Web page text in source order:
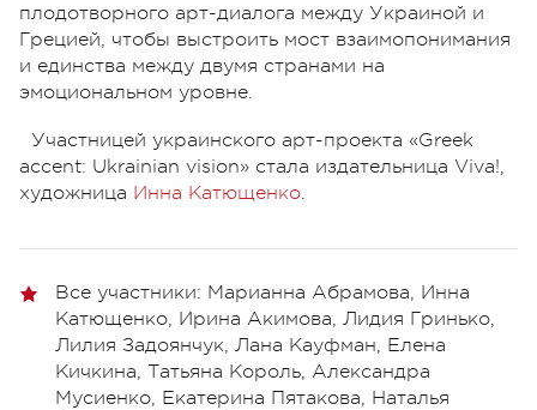
плодотворного арт-диалога между Украиной и
Грецией, чтобы выстроить мост взаимопонимания
и единства между двумя странами на
эмоциональном уровне.
Участницей украинского арт-проекта «Greek
accent: Ukrainian vision» стала издательница Viva!,
художница Инна Катющенко.
Все участники: Марианна Абрамова, Инна
Катющенко, Ирина Акимова, Лидия Гринько,
Лилия Задоянчук, Лана Кауфман, Елена
Кичкина, Татьяна Король, Александра
Мусиенко, Екатерина Пятакова, Наталья